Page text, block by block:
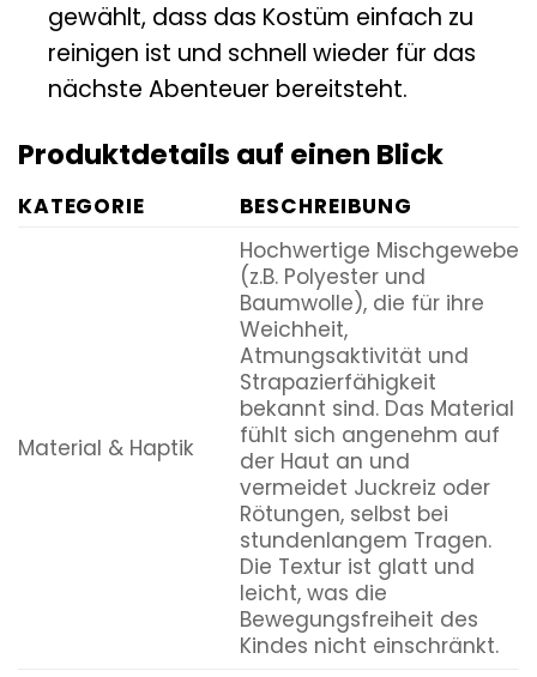
gewählt, dass das Kostüm einfach zu
reinigen ist und schnell wieder für das
nächste Abenteuer bereitsteht.
Produktdetails auf einen Blick
KATEGORIE BESCHREIBUNG
Material & Haptik
Hochwertige Mischgewebe
(z.B. Polyester und
Baumwolle), die für ihre
Weichheit,
Atmungsaktivität und
Strapazierfähigkeit
bekannt sind. Das Material
fühlt sich angenehm auf
der Haut an und
vermeidet Juckreiz oder
Rötungen, selbst bei
stundenlangem Tragen.
Die Textur ist glatt und
leicht, was die
Bewegungsfreiheit des
Kindes nicht einschränkt.